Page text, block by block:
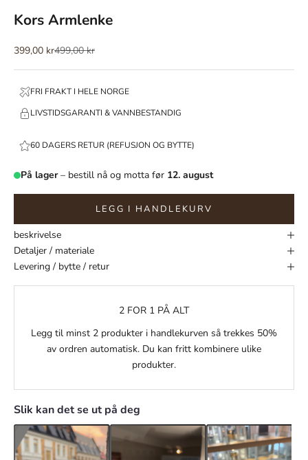
Kors Armlenke
Salgspris
399,00 krNormalpris
499,00 kr
FRI FRAKT I HELE NORGE
LIVSTIDSGARANTI & VANNBESTANDIG
60 DAGERS RETUR (REFUSJON OG BYTTE)
På lager– bestill nå og motta før 12. august
LEGG I HANDLEKURV
beskrivelse
Detaljer / materiale
Levering / bytte / retur
2 FOR 1 PÅ ALT
Legg til minst 2 produkter i handlekurven så trekkes 50%
av ordren automatisk. Du kan fritt kombinere ulike
produkter.
Slik kan det se ut på deg